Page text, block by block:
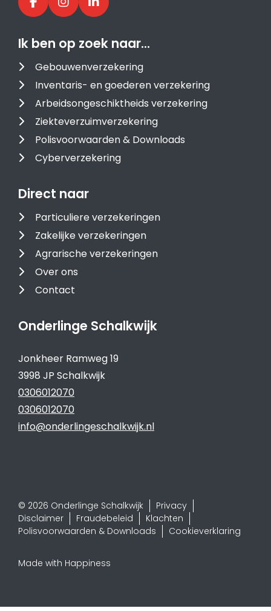
Ik ben op zoek naar…
Gebouwenverzekering
Inventaris- en goederen verzekering
Arbeidsongeschiktheids verzekering
Ziekteverzuimverzekering
Polisvoorwaarden & Downloads
Cyberverzekering
Direct naar
Particuliere verzekeringen
Zakelijke verzekeringen
Agrarische verzekeringen
Over ons
Contact
Onderlinge Schalkwijk
Jonkheer Ramweg 19
3998 JP Schalkwijk
0306012070
0306012070
info@onderlingeschalkwijk.nl
© 2026 Onderlinge Schalkwijk
Privacy
Disclaimer
Fraudebeleid
Klachten
Polisvoorwaarden & Downloads
Cookieverklaring
Made with Happiness